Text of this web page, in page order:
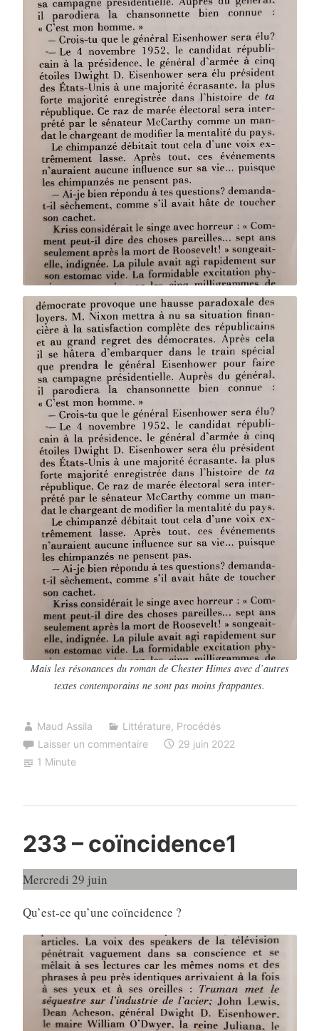
Mais les résonances du roman de Chester Himes avec d’autres
textes contemporains ne sont pas moins frappantes.
Maud Assila Littérature, Procédés
Laisser un commentaire
29 juin 2022
1 Minute
233 – coïncidence1
Mercredi 29 juin
Qu’est-ce qu’une coïncidence ?